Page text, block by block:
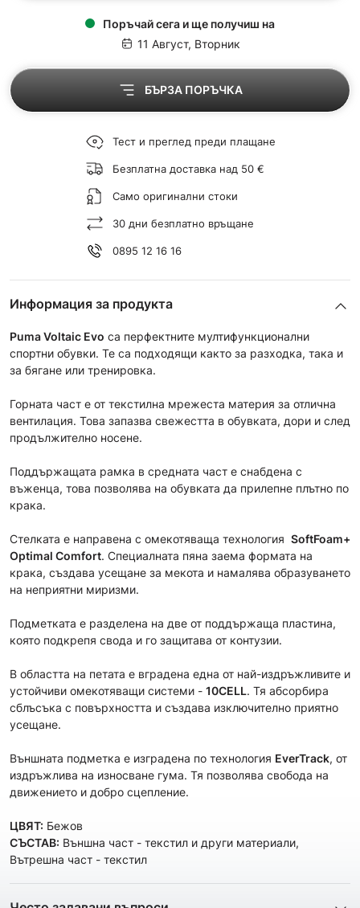
Поръчай сега и ще получиш на
11 Август, Вторник
БЪРЗА ПОРЪЧКА
Тест и преглед преди плащане
Безплатна доставка над 50 €
Само оригинални стоки
30 дни безплатно връщане
0895 12 16 16
Информация за продукта
Puma Voltaic Evo са перфектните мултифункционални
спортни обувки. Те са подходящи както за разходка, така и
за бягане или тренировка.
Горната част е от текстилна мрежеста материя за отлична
вентилация. Това запазва свежестта в обувката, дори и след
продължително носене.
Поддържащата рамка в средната част е снабдена с
въженца, това позволява на обувката да прилепне плътно по
крака.
Стелката е направена с омекотяваща технология SoftFoam+
Optimal Comfort. Специалната пяна заема формата на
крака, създава усещане за мекота и намалява образуването
на неприятни миризми.
Подметката е разделена на две от поддържаща пластина,
която подкрепя свода и го защитава от контузии.
В областта на петата е вградена една от най-издръжливите и
устойчиви омекотяващи системи - 10CELL. Тя абсорбира
сблъсъка с повърхността и създава изключително приятно
усещане.
Външната подметка е изградена по технология EverTrack, от
издръжлива на износване гума. Тя позволява свобода на
движението и добро сцепление.
ЦВЯТ: Бежов
СЪСТАВ: Външна част - текстил и други материали,
Вътрешна част - текстил